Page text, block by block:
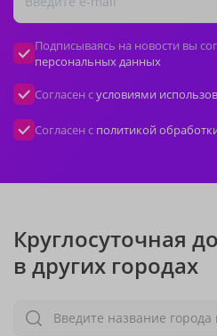
Подписываясь на новости вы
персональных данных
Согласен сусловиями
Согласен с политикой
Круглосуточная
в других городах
Введите название